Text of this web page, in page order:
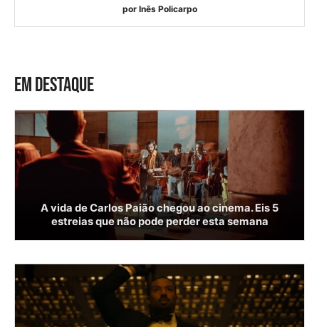
por Inês Policarpo
EM DESTAQUE
A vida de Carlos Paião chegou ao cinema. Eis 5
estreias que não pode perder esta semana